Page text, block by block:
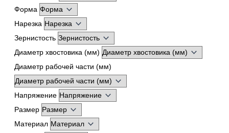
Форма
Нарезка
Зернистость
Диаметр хвостовика (мм)
Диаметр рабочей части (мм)
Напряжение
Размер
Материал